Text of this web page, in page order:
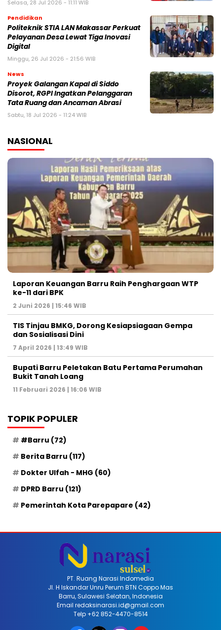
Selasa, 28 Jul 2026 - 11:11 WIB
Pendidikan
Politeknik STIA LAN Makassar Perkuat
Pelayanan Desa Lewat Tiga Inovasi
Digital
Minggu, 26 Jul 2026 - 21:56 WIB
News
Proyek Galangan Kapal di Siddo
Disorot, RGPI Ingatkan Pelanggaran
Tata Ruang dan Ancaman Abrasi
Sabtu, 18 Jul 2026 - 11:24 WIB
NASIONAL
Laporan Keuangan Barru Raih Penghargaan WTP
ke-11 dari BPK
2 Juni 2026 | 15:46 WIB
TIS Tinjau BMKG, Dorong Kesiapsiagaan Gempa
dan Sosialisasi Dini
7 April 2026 | 13:49 WIB
Bupati Barru Peletakan Batu Pertama Perumahan
Bukit Tanah Loang
11 Februari 2026 | 16:06 WIB
TOPIK POPULER
#Barru (72)
Berita Barru (117)
Dokter Ulfah - MHG (60)
DPRD Barru (121)
Pemerintah Kota Parepapare (42)
PT. Ruang Narasi Indomedia
Jl. H Iskandar Unru Perum BTN Coppo Mas
Barru, Sulawesi Selatan, Indonesia
Email redaksinarasi.id@gmail.com
Telp +62 852-4470-8514